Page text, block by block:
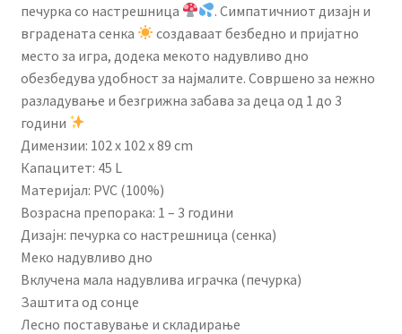
печурка со настрешница
. Симпатичниот дизајн и
вградената сенка
создаваат безбедно и пријатно
место за игра, додека мекото надувливо дно
обезбедува удобност за најмалите. Совршено за нежно
разладување и безгрижна забава за деца од 1 до 3
години
Димензии: 102 x 102 x 89 cm
Капацитет: 45 L
Материјал: PVC (100%)
Возрасна препорака: 1 – 3 години
Дизајн: печурка со настрешница (сенка)
Меко надувливо дно
Вклучена мала надувлива играчка (печурка)
Заштита од сонце
Лесно поставување и складирање